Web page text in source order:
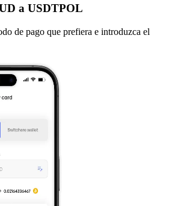
a USDTPOL
de pago que prefiera e introduzca el